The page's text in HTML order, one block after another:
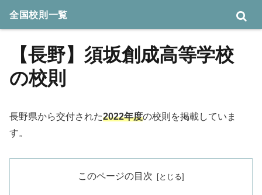
【長野】須坂創成高等学校
の校則
長野県から交付された2022年度の校則を掲載していま
す。
このページの目次
全国校則一覧